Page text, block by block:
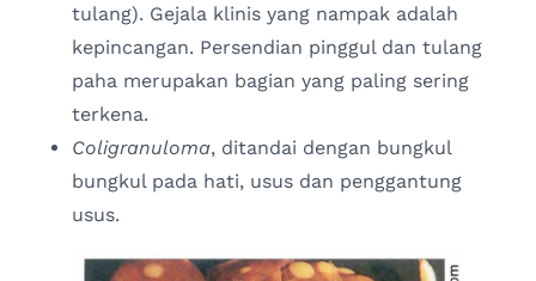
tulang). Gejala klinis yang nampak adalah
kepincangan. Persendian pinggul dan tulang
paha merupakan bagian yang paling sering
terkena.
Coligranuloma, ditandai dengan bungkul
bungkul pada hati, usus dan penggantung
usus.